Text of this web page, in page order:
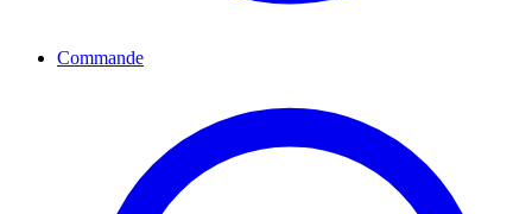
Commande